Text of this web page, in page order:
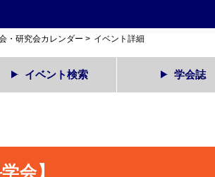
・研究会カレンダー > イベント詳細
イベント検索 学会誌
会】